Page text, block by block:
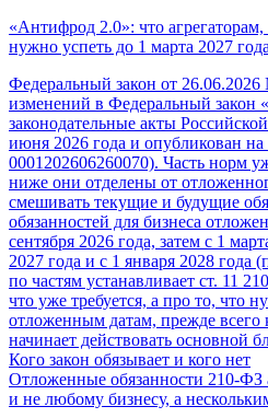
«Антифрод 2.0»: что
нужно успеть до 1 марта 2027 года
Федеральный закон от
изменений в Федеральный закон
законодательные акты
июня 2026 года и опубликован
0001202606260070). Часть норм
ниже они отделены от
смешивать текущие и будущие
обязанностей для бизнеса
сентября 2026 года, затем с 1
2027 года и с 1 января 2028 года
по частям устанавливает ст. 11
что уже требуется, а про то, что
отложенным датам, прежде всего
начинает действовать основной
Кого закон обязывает и кого нет
Отложенные обязанности 210-ФЗ
и не любому бизнесу, а